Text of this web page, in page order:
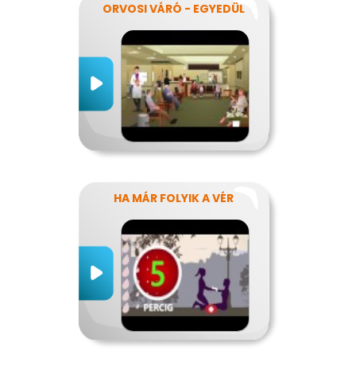
ORVOSI VÁRÓ - EGYEDÜL
HA MÁR FOLYIK A VÉR